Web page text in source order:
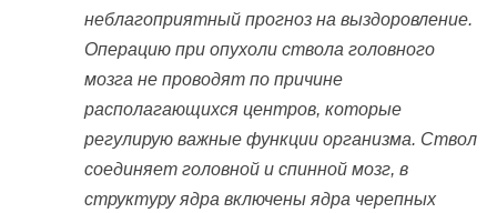
неблагоприятный прогноз на выздоровление.
Операцию при опухоли ствола головного
мозга не проводят по причине
располагающихся центров, которые
регулирую важные функции организма. Ствол
соединяет головной и спинной мозг, в
структуру ядра включены ядра черепных